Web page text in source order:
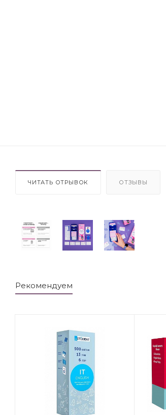
ЧИТАТЬ ОТРЫВОК ОТЗЫВЫ
Рекомендуем